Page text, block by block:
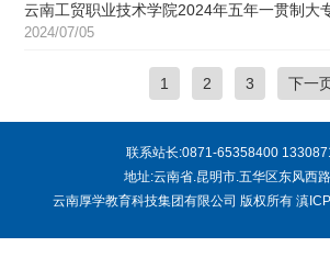
云南工贸职业技术学院2024年五年一贯制大
2024/07/05
1 2 3 下一
联系站长:0871-65358400
地址:云南省.昆明市.五华区东风西
云南厚学教育科技集团有限公司 版权所有 滇